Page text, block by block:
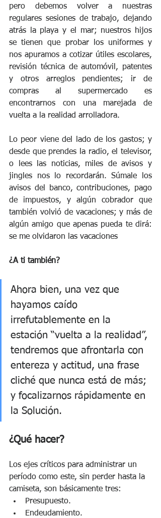
pero debemos volver a nuestras
regulares sesiones de trabajo, dejando
atrás la playa y el mar; nuestros hijos
se tienen que probar los uniformes y
nos apuramos a cotizar útiles escolares,
revisión técnica de automóvil, patentes
y otros arreglos pendientes; ir de
compras al supermercado es
encontrarnos con una marejada de
vuelta a la realidad arrolladora.
Lo peor viene del lado de los gastos; y
desde que prendes la radio, el televisor,
o lees las noticias, miles de avisos y
jingles nos lo recordarán. Súmale los
avisos del banco, contribuciones, pago
de impuestos, y algún cobrador que
también volvió de vacaciones; y más de
algún amigo que apenas pueda te dirá:
se me olvidaron las vacaciones
¿A ti también?
Ahora bien, una vez que
hayamos caído
irrefutablemente en la
estación “vuelta a la realidad”,
tendremos que afrontarla con
entereza y actitud, una frase
cliché que nunca está de más;
y focalizarnos rápidamente en
la Solución.
¿Qué hacer?
Los ejes críticos para administrar un
período como este, sin perder hasta la
camiseta, son básicamente tres:
Presupuesto.
Endeudamiento.